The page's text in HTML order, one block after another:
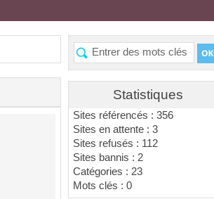
Statistiques
Sites référencés : 356
Sites en attente : 3
Sites refusés : 112
Sites bannis : 2
Catégories : 23
Mots clés : 0